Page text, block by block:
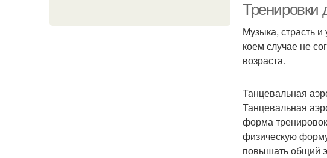
Тренировки
Музыка, страсть
коем случае не
возраста.
Танцевальная
Танцевальная
форма
физическую
повышать общий